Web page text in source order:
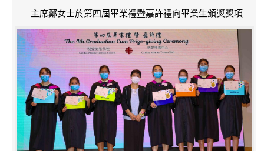
主席鄭女士於第四屆畢業禮暨嘉許禮向畢業生頒獎獎項